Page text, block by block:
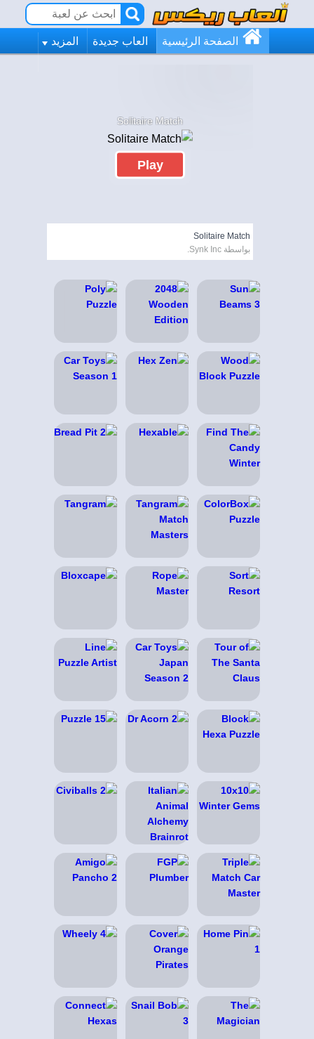
الصفحة الرئيسية العاب جديدة المزيد
Solitaire Match
Play
Solitaire Match
بواسطة Synk Inc.